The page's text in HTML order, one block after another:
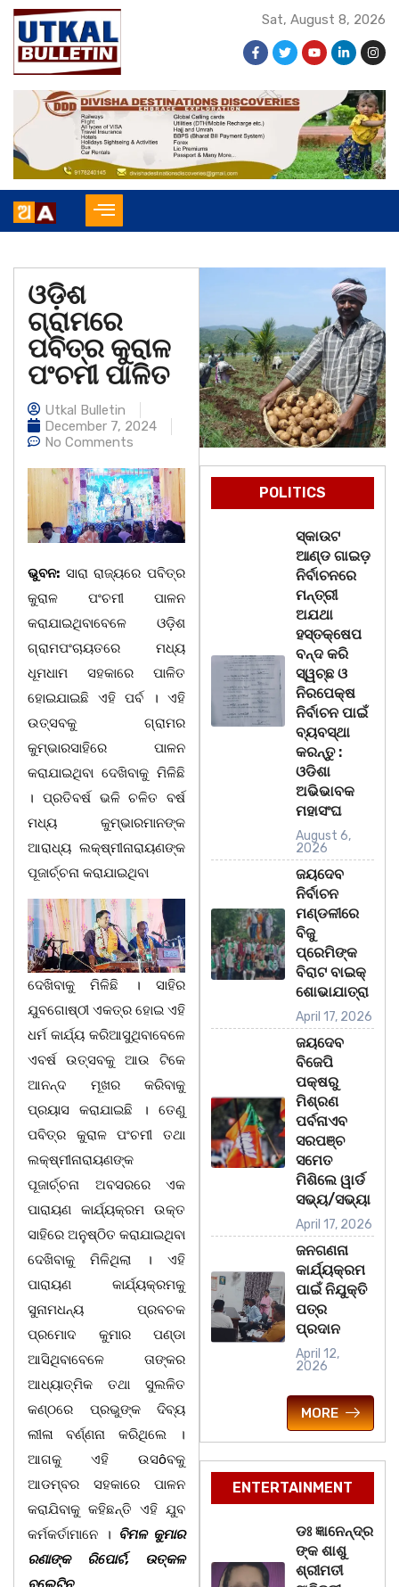
Sat, August 8, 2026
ଓଡ଼ିଶ
ଗ୍ରାମରେ
ପବିତ୍ର କୁରାଳ
ପଂଚମୀ ପାଳିତ
Utkal Bulletin
December 7, 2024
No Comments
ଭୁବନ: ସାରା ରାଜ୍ୟରେ ପବିତ୍ର
କୁରାଳ ପଂଚମୀ ପାଳନ
କରାଯାଇଥିବାବେଳେ ଓଡ଼ିଶ
ଗ୍ରାମପଂଚାୟତରେ ମଧ୍ୟ
ଧୂମଧାମ ସହକାରେ ପାଳିତ
ହୋଇଯାଇଛି ଏହି ପର୍ବ । ଏହି
ଉତ୍ସବକୁ ଗ୍ରାମର
କୁମ୍ଭାରସାହିରେ ପାଳନ
କରାଯାଇଥିବା ଦେଖିବାକୁ ମିଳିଛି
। ପ୍ରତିବର୍ଷ ଭଳି ଚଳିତ ବର୍ଷ
ମଧ୍ୟ କୁମ୍ଭାରମାନଙ୍କ
ଆରାଧ୍ୟ ଲକ୍ଷ୍ମୀନାରାୟଣଙ୍କ
ପୂଜାର୍ଚ୍ଚନା କରାଯାଇଥିବା
ଦେଖିବାକୁ ମିଳିଛି । ସାହିର
ଯୁବଗୋଷ୍ଠୀ ଏକତ୍ର ହୋଇ ଏହି
ଧର୍ମ କାର୍ଯ୍ୟ କରିଆସୁଥିବାବେଳେ
ଏବର୍ଷ ଉତ୍ସବକୁ ଆଉ ଟିକେ
ଆନନ୍ଦ ମୂଖର କରିବାକୁ
ପ୍ରୟାସ କରାଯାଇଛି । ତେଣୁ
ପବିତ୍ର କୁରାଳ ପଂଚମୀ ତଥା
ଲକ୍ଷ୍ମୀନାରାୟଣଙ୍କ
ପୂଜାର୍ଚ୍ଚନା ଅବସରରେ ଏକ
ପାରାୟଣ କାର୍ଯ୍ୟକ୍ରମ ଉକ୍ତ
ସାହିରେ ଅନୁଷ୍ଠିତ କରାଯାଇଥିବା
ଦେଖିବାକୁ ମିଳିଥିଲା । ଏହି
ପାରାୟଣ କାର୍ଯ୍ୟକ୍ରମକୁ
ସୁନାମଧନ୍ୟ ପ୍ରବଚକ
ପ୍ରମୋଦ କୁମାର ପଣ୍ଡା
ଆସିଥିବାବେଳେ ତାଙ୍କର
ଆଧ୍ୟାତ୍ମିକ ତଥା ସୁଲଳିତ
କଣ୍ଠରେ ପ୍ରଭୁଙ୍କ ଦିବ୍ୟ
ଲୀଳା ବର୍ଣ୍ଣନା କରିଥିଲେ ।
ଆଗକୁ ଏହି ଉସôବକୁ
ଆଡମ୍ବର ସହକାରେ ପାଳନ
କରାଯିବାକୁ କହିଛନ୍ତି ଏହି ଯୁବ
କର୍ମକର୍ତାମାନେ ।
ବିମଳ କୁମାର
ରଣାଙ୍କ ରିପୋର୍ଟ, ଉତ୍କଳ
POLITICS
ସ୍କାଉଟ
ଆଣ୍ଡ ଗାଇଡ଼
ନିର୍ବାଚନରେ
ମନ୍ତ୍ରୀ
ଅଯଥା
ହସ୍ତକ୍ଷେପ
ବନ୍ଦ କରି
ସ୍ୱଚ୍ଛ ଓ
ନିରପେକ୍ଷ
ନିର୍ବାଚନ ପାଇଁ
ବ୍ୟବସ୍ଥା
କରନ୍ତୁ :
ଓଡିଶା
ଅଭିଭାବକ
ମହାସଂଘ
August 6,
2026
ଜୟଦେବ
ନିର୍ବାଚନ
ମଣ୍ଡଳୀରେ
ବିଜୁ
ପ୍ରେମିଙ୍କ
ବିରାଟ ବାଇକ୍
ଶୋଭାଯାତ୍ରା
April 17, 2026
ଜୟଦେବ
ବିଜେପି
ପକ୍ଷରୁ
ମିଶ୍ରଣ
ପର୍ବନାଏବ
ସରପଞ୍ଚ
ସମେତ
ମିଶିଲେ ୱାର୍ଡ
ସଭ୍ୟ/ସଭ୍ୟା
April 17, 2026
ଜନଗଣନା
କାର୍ଯ୍ୟକ୍ରମ
ପାଇଁ ନିଯୁକ୍ତି
ପତ୍ର
ପ୍ରଦାନ
April 12,
2026
MORE
ENTERTAINMENT
ଡଃ ଜ୍ଞାନେନ୍ଦ୍ର
ଙ୍କ ଶାଶୁ
ଶ୍ରୀମତୀ